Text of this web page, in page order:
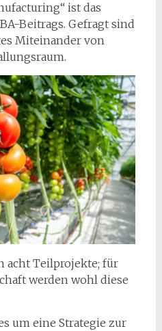
ist das
Beitrags. Gefragt sind
Miteinander von
acht Teilprojekte; für
werden wohl diese
um eine Strategie zur